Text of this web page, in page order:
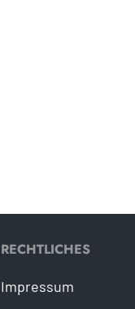
RECHTLICHES
Impressum